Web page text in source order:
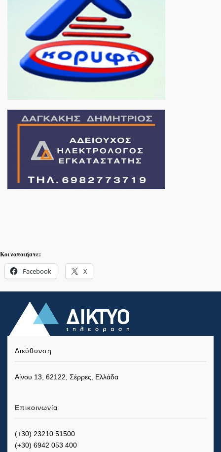
Κοινοποιήστε:
Facebook X
Διεύθυνση
Αίνου 13, 62122, Σέρρες, Ελλάδα
Επικοινωνία
(+30) 23210 51500
(+30) 6942 053 400